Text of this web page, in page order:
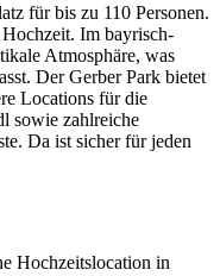
für bis zu 110 Personen.
Im bayrisch-
Atmosphäre, was
Der Gerber Park bietet
Locations für die
sowie zahlreiche
Da ist sicher für jeden
Hochzeitslocation in